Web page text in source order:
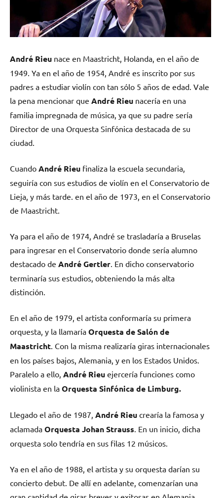
André Rieu nace en Maastricht, Holanda, en el año de
1949. Ya en el año de 1954, André es inscrito por sus
padres a estudiar violín con tan sólo 5 años de edad. Vale
la pena mencionar que André Rieu nacería en una
familia impregnada de música, ya que su padre sería
Director de una Orquesta Sinfónica destacada de su
ciudad.
Cuando André Rieu finaliza la escuela secundaria,
seguiría con sus estudios de violín en el Conservatorio de
Lieja, y más tarde. en el año de 1973, en el Conservatorio
de Maastricht.
Ya para el año de 1974, André se trasladaría a Bruselas
para ingresar en el Conservatorio donde sería alumno
destacado de André Gertler . En dicho conservatorio
terminaría sus estudios, obteniendo la más alta
distinción.
En el año de 1979, el artista conformaría su primera
orquesta, y la llamaría Orquesta de Salón de
Maastricht . Con la misma realizaría giras internacionales
en los países bajos, Alemania, y en los Estados Unidos.
Paralelo a ello, André Rieu ejercería funciones como
violinista en la Orquesta Sinfónica de Limburg.
Llegado el año de 1987, André Rieu crearía la famosa y
aclamada Orquesta Johan Strauss . En un inicio, dicha
orquesta solo tendría en sus filas 12 músicos.
Ya en el año de 1988, el artista y su orquesta darían su
concierto debut. De allí en adelante, comenzarían una